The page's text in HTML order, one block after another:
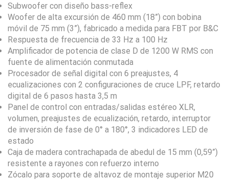
Subwoofer con diseño bass-reflex
Woofer de alta excursión de 460 mm (18”) con bobina
móvil de 75 mm (3”), fabricado a medida para FBT por B&C
Respuesta de frecuencia de 33 Hz a 100 Hz
Amplificador de potencia de clase D de 1200 W RMS con
fuente de alimentación conmutada
Procesador de señal digital con 6 preajustes, 4
ecualizaciones con 2 configuraciones de cruce LPF, retardo
digital de 6 pasos hasta 3,5 m
Panel de control con entradas/salidas estéreo XLR,
volumen, preajustes de ecualización, retardo, interruptor
de inversión de fase de 0° a 180°, 3 indicadores LED de
estado
Caja de madera contrachapada de abedul de 15 mm (0,59”)
resistente a rayones con refuerzo interno
Zócalo para soporte de altavoz de montaje superior M20